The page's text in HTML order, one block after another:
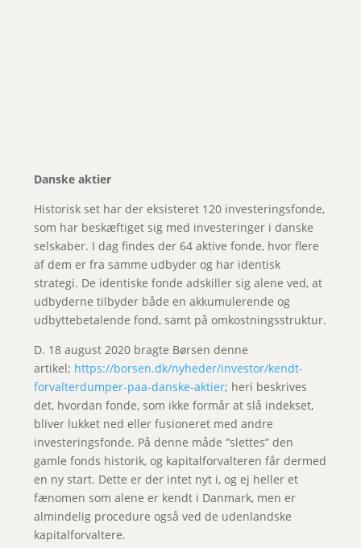
Danske aktier
Historisk set har der eksisteret 120 investeringsfonde,
som har beskæftiget sig med investeringer i danske
selskaber. I dag findes der 64 aktive fonde, hvor flere
af dem er fra samme udbyder og har identisk
strategi. De identiske fonde adskiller sig alene ved, at
udbyderne tilbyder både en akkumulerende og
udbyttebetalende fond, samt på omkostningsstruktur.
D. 18 august 2020 bragte Børsen denne
artikel; https://borsen.dk/nyheder/investor/kendt-
forvalterdumper-paa-danske-aktier; heri beskrives
det, hvordan fonde, som ikke formår at slå indekset,
bliver lukket ned eller fusioneret med andre
investeringsfonde. På denne måde ”slettes” den
gamle fonds historik, og kapitalforvalteren får dermed
en ny start. Dette er der intet nyt i, og ej heller et
fænomen som alene er kendt i Danmark, men er
almindelig procedure også ved de udenlandske
kapitalforvaltere.